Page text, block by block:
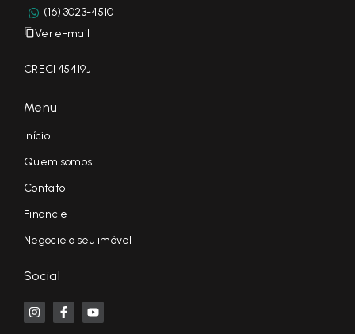
(16) 3023-4510
Ver e-mail
CRECI 45419J
Menu
Início
Quem somos
Contato
Financie
Negocie o seu imóvel
Social